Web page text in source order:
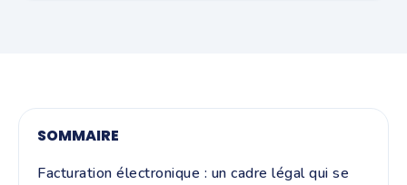
SOMMAIRE
Facturation électronique : un cadre légal qui se